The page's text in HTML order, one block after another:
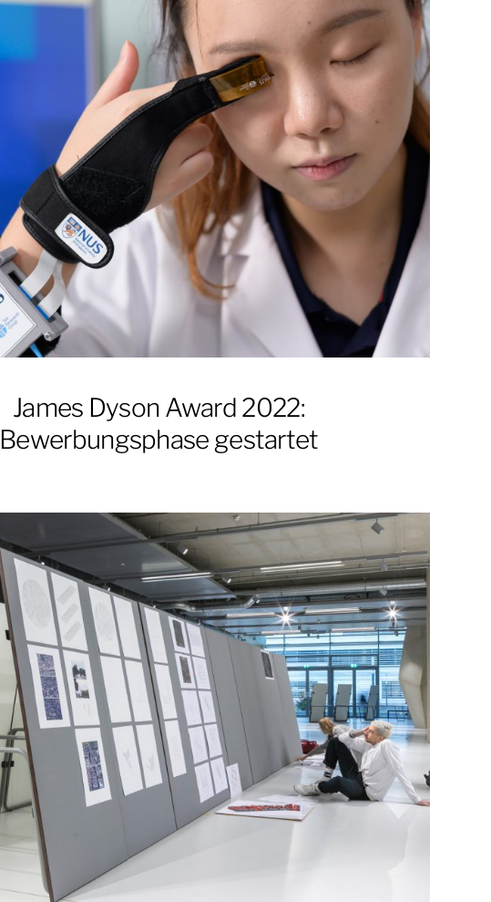
James Dyson Award 2022:
Bewerbungsphase gestartet